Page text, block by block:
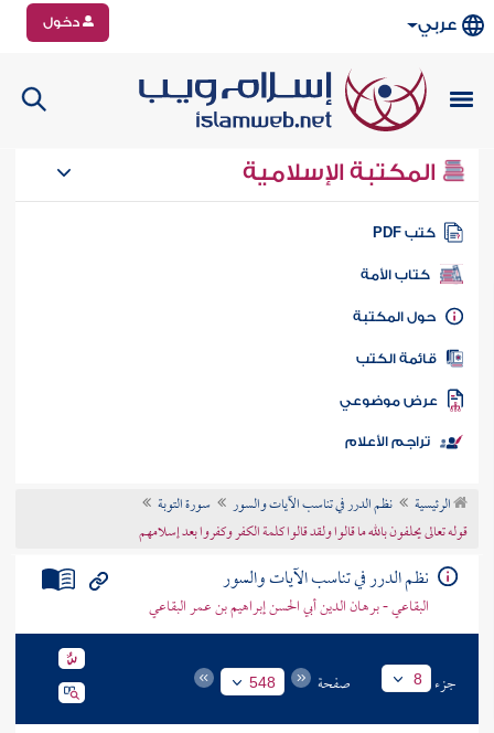
عربي دخول
المكتبة الإسلامية
كتب PDF
كتاب الأمة
المكتبة
الكتب
موضوعي
تراجم الأعلام
الرئيسية نظم الدرر في تناسب الآيات والسور
سورة التوبة
قوله تعالى يحلفون بالله ما قالوا ولقد قالوا كلمة الكفر وكفروا بعد إسلامهم
نظم الدرر في تناسب الآيات والسور
البقاعي - برهان الدين أبي الحسن إبراهيم بن عمر البقاعي
جزء 8 صفحة 548